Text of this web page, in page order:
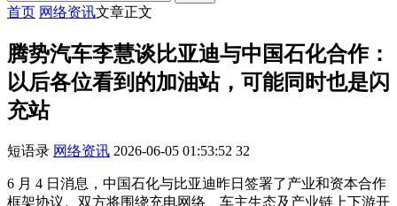
首页 网络资讯文章正文
腾势汽车李慧谈比亚迪与中国石化合作：
以后各位看到的加油站，可能同时也是闪
充站
短语录 网络资讯 2026-06-05 01:53:52 32
6 月 4 日消息，中国石化与比亚迪昨日签署了产业和资本合作
框架协议。双方将围绕充电网络、车主生态及产业链上下游开